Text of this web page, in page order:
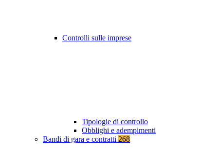
Controlli sulle imprese
Tipologie di controllo
Obblighi e adempimenti
Bandi di gara e contratti 268